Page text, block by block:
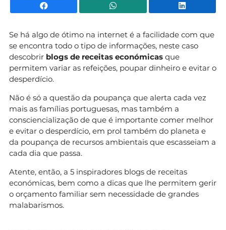
Facebook WhatsApp
Se há algo de ótimo na internet é a facilidade com que
se encontra todo o tipo de informações, neste caso
descobrir blogs de receitas económicas que
permitem variar as refeições, poupar dinheiro e evitar o
desperdício.
Não é só a questão da poupança que alerta cada vez
mais as famílias portuguesas, mas também a
consciencialização de que é importante comer melhor
e evitar o desperdício, em prol também do planeta e
da poupança de recursos ambientais que escasseiam a
cada dia que passa.
Atente, então, a 5 inspiradores blogs de receitas
económicas, bem como a dicas que lhe permitem gerir
o orçamento familiar sem necessidade de grandes
malabarismos.